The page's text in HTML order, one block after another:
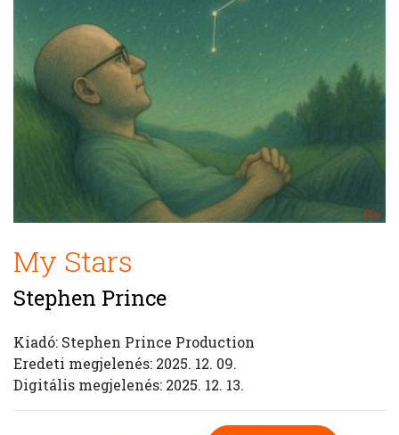
My Stars
Stephen Prince
Kiadó: Stephen Prince Production
Eredeti megjelenés: 2025. 12. 09.
Digitális megjelenés: 2025. 12. 13.